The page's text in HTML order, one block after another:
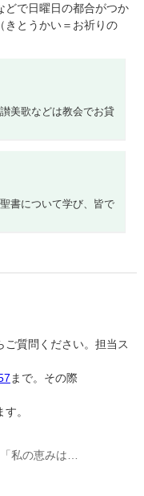
どで日曜日の都合がつか
きとうかい＝お祈りの
美歌などは教会でお貸
書について学び、皆で
ご質問ください。担当ス
まで。その際
。
私の恵みは…